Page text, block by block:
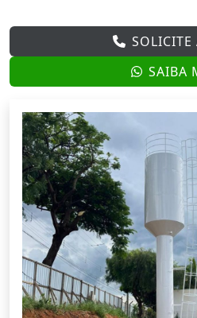
SOLICITE
SAIBA